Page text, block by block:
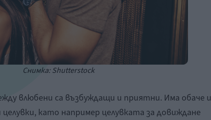
Снимка: Shutterstock
влюбени са възбуждащи и приятни. Има обаче и
целувки, като например целувката за довиждане